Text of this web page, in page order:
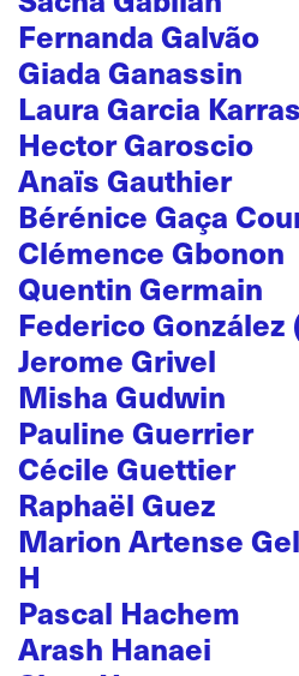
Fernanda Galvão
Giada Ganassin
Laura Garcia Karras
Hector Garoscio
Anaïs Gauthier
Bérénice Gaça
Clémence Gbonon
Quentin Germain
Federico González
Jerome Grivel
Misha Gudwin
Pauline Guerrier
Cécile Guettier
Raphaël Guez
Marion Artense
H
Pascal Hachem
Arash Hanaei